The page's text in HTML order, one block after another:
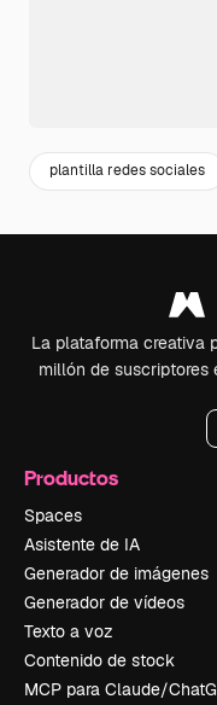
plantilla redes sociales
La plataforma creativa
millón de suscriptores
Productos
Spaces
Asistente de IA
Generador de imágenes
Generador de vídeos
Texto a voz
Contenido de stock
MCP para Claude/